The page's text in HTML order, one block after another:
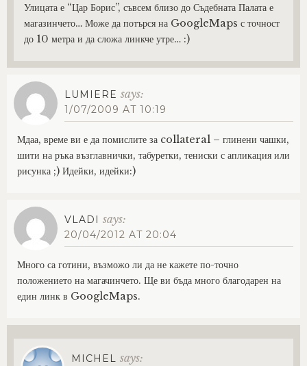
Улицата е “Цар Борис”, съвсем близо до Съдебната Палата е
магазинчето… Може да потърся на GoogleMaps с точност
до 10 метра и да сложа линкче утре… :)
LUMIERE says:
1/07/2009 AT 10:19
Мдаа, време ви е да помислите за collateral – глинени чашки,
шити на ръка възглавнички, табуретки, тениски с апликация или
рисунка ;) Идейки, идейки:)
VLADI says:
20/04/2012 AT 20:04
Много са готини, възможо ли да не кажете по-точно
положението на магачинчето. Ще ви бъда много благодарен на
един линк в GoogleMaps.
MICHEL says: